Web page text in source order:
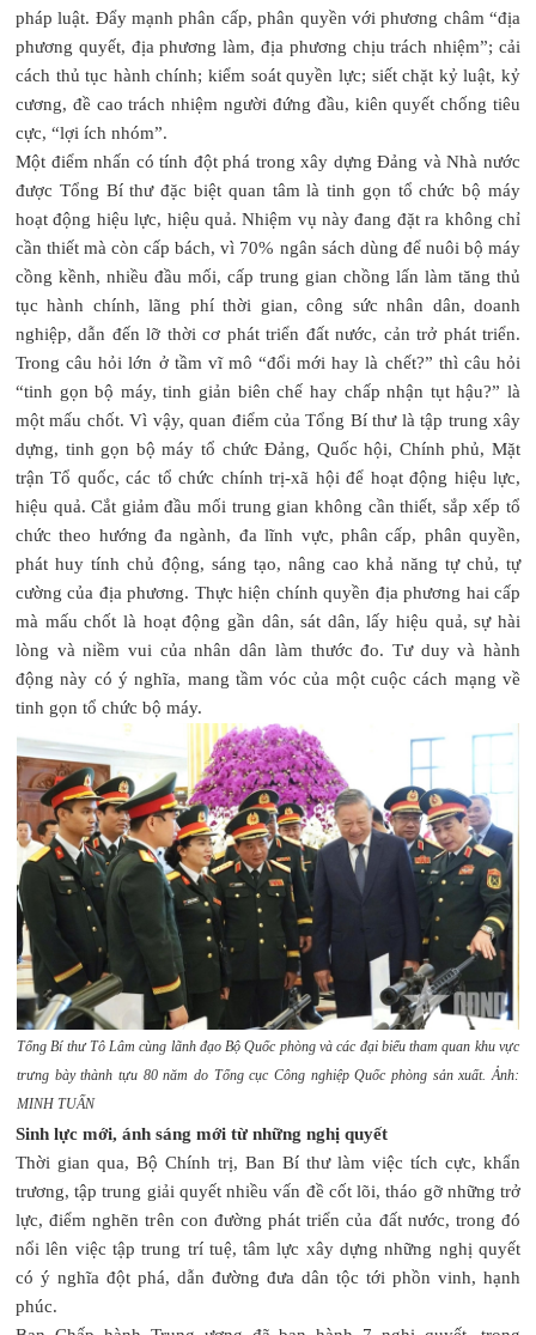
pháp luật. Đẩy mạnh phân cấp, phân quyền với phương châm “địa
phương quyết, địa phương làm, địa phương chịu trách nhiệm”; cải
cách thủ tục hành chính; kiểm soát quyền lực; siết chặt kỷ luật, kỷ
cương, đề cao trách nhiệm người đứng đầu, kiên quyết chống tiêu
cực, “lợi ích nhóm”.
Một điểm nhấn có tính đột phá trong xây dựng Đảng và Nhà nước
được Tổng Bí thư đặc biệt quan tâm là tinh gọn tổ chức bộ máy
hoạt động hiệu lực, hiệu quả. Nhiệm vụ này đang đặt ra không chỉ
cần thiết mà còn cấp bách, vì 70% ngân sách dùng để nuôi bộ máy
cồng kềnh, nhiều đầu mối, cấp trung gian chồng lấn làm tăng thủ
tục hành chính, lãng phí thời gian, công sức nhân dân, doanh
nghiệp, dẫn đến lỡ thời cơ phát triển đất nước, cản trở phát triển.
Trong câu hỏi lớn ở tầm vĩ mô “đổi mới hay là chết?” thì câu hỏi
“tinh gọn bộ máy, tinh giản biên chế hay chấp nhận tụt hậu?” là
một mấu chốt. Vì vậy, quan điểm của Tổng Bí thư là tập trung xây
dựng, tinh gọn bộ máy tổ chức Đảng, Quốc hội, Chính phủ, Mặt
trận Tổ quốc, các tổ chức chính trị-xã hội để hoạt động hiệu lực,
hiệu quả. Cắt giảm đầu mối trung gian không cần thiết, sắp xếp tổ
chức theo hướng đa ngành, đa lĩnh vực, phân cấp, phân quyền,
phát huy tính chủ động, sáng tạo, nâng cao khả năng tự chủ, tự
cường của địa phương. Thực hiện chính quyền địa phương hai cấp
mà mấu chốt là hoạt động gần dân, sát dân, lấy hiệu quả, sự hài
lòng và niềm vui của nhân dân làm thước đo. Tư duy và hành
động này có ý nghĩa, mang tầm vóc của một cuộc cách mạng về
tinh gọn tổ chức bộ máy.
Tổng Bí thư Tô Lâm cùng lãnh đạo Bộ Quốc phòng và các đại biểu tham quan khu vực
trưng bày thành tựu 80 năm do Tổng cục Công nghiệp Quốc phòng sản xuất.Ảnh:
MINH TUẤN
Sinh lực mới, ánh sáng mới từ những nghị quyết
Thời gian qua, Bộ Chính trị, Ban Bí thư làm việc tích cực, khẩn
trương, tập trung giải quyết nhiều vấn đề cốt lõi, tháo gỡ những trở
lực, điểm nghẽn trên con đường phát triển của đất nước, trong đó
nổi lên việc tập trung trí tuệ, tâm lực xây dựng những nghị quyết
có ý nghĩa đột phá, dẫn đường đưa dân tộc tới phồn vinh, hạnh
phúc.